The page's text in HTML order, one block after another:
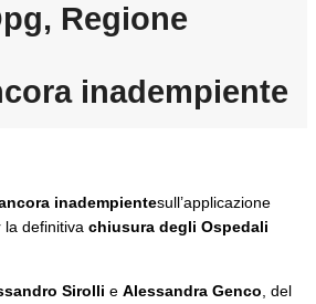
Regione
inadempiente
inadempientesull’applicazione
definitiva chiusura degli Ospedali
Sirolli e Alessandra Genco , del